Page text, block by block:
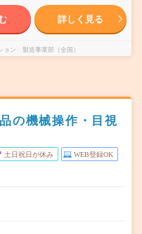
詳しく見る
ョン 製造事業部（全国）
の機械操作・目視
土日祝日が休み WEB登録OK